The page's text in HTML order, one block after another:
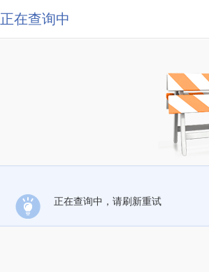
正在查询中
正在查询中，请刷新重试